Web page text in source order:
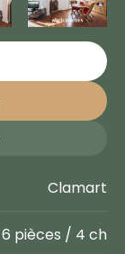
Clamart
6 pièces / 4 ch